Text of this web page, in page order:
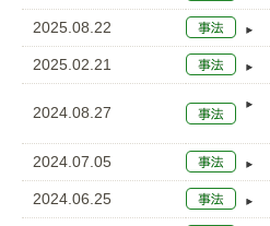
2025.08.22
2025.02.21
2024.08.27
2024.07.05
2024.06.25